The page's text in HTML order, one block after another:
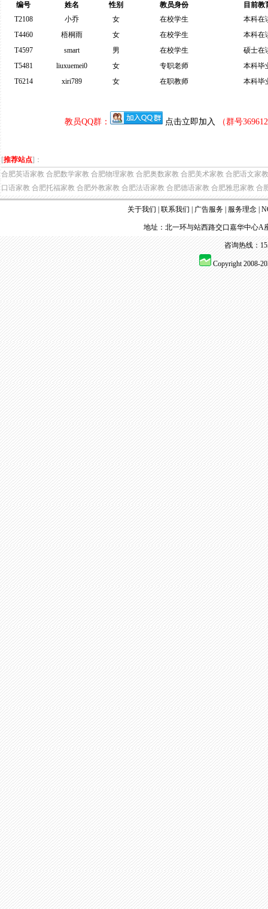
编号 姓名 性别 教员身份
目前教
T2108
小乔 女 在校学生
本科在
T4460
梧桐雨 女 在校学生
本科在
T4597
smart 男 在校学生
硕士在
T5481
liuxuemei0 女 专职老师
本科毕
T6214
xiri789 女 在职教师 本科毕
教员QQ群： 点击立即加入 （群号
[推荐站点]：
合肥英语家教 合肥数学家教 合肥物理家教 合肥奥数家教 合肥美术家教 合肥语文家教
口语家教 合肥托福家教 合肥外教家教 合肥法语家教 合肥德语家教 合肥雅思家教 合
关于我们 联系我们 广告服务| 服务理念|
地址：北一环与站西路交口嘉华中心
咨询热线：
Copyright 2008-